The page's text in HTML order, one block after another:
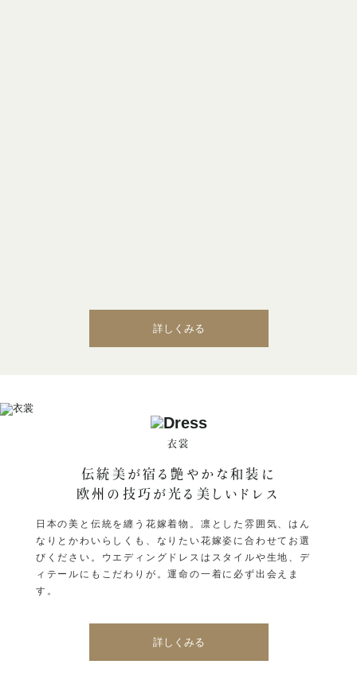
詳しくみる
衣裳
伝統美が宿る艶やかな和装に
欧州の技巧が光る美しいドレス
日本の美と伝統を纏う花嫁着物。凛とした雰囲気、はん
なりとかわいらしくも、なりたい花嫁姿に合わせてお選
びください。ウエディングドレスはスタイルや生地、デ
ィテールにもこだわりが。運命の一着に必ず出会えま
す。
詳しくみる